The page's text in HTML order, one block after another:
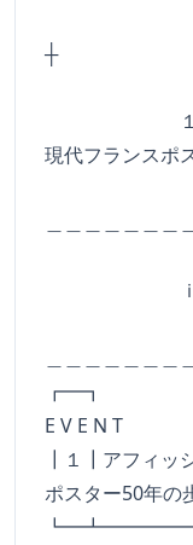
┼
E V
１◆アフ
現代フランスポ
I N F O
ｉ
E V E N T
┃１┃アフィッ
ポスター50年の